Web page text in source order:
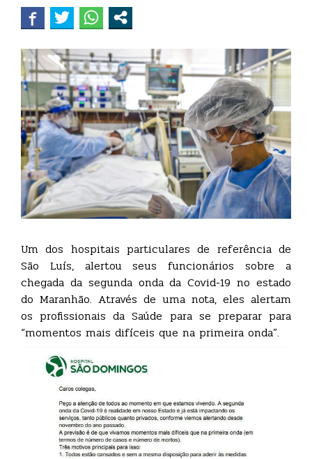
Um dos hospitais particulares de referência de
São Luís, alertou seus funcionários sobre a
chegada da segunda onda da Covid-19 no estado
do Maranhão. Através de uma nota, eles alertam
os profissionais da Saúde para se preparar para
“momentos mais difíceis que na primeira onda”.